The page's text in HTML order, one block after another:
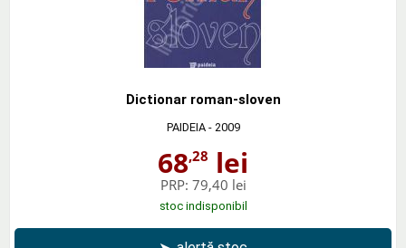
Dictionar roman-sloven
PAIDEIA- 2009
68,28 lei
PRP: 79,40 lei
stoc indisponibil